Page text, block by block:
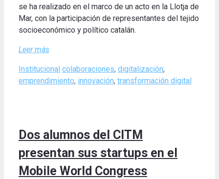
se ha realizado en el marco de un acto en la Llotja de
Mar, con la participación de representantes del tejido
socioeconómico y político catalán.
Leer más
Categories
Institucional Tags
colaboraciones, digitalización,
emprendimiento, innovación, transformación digital
Dos alumnos del CITM
presentan sus startups en el
Mobile World Congress